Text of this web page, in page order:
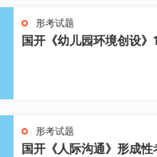
形考试题
国开《幼儿园环境创设
形考试题
国开《人际沟通》形成性